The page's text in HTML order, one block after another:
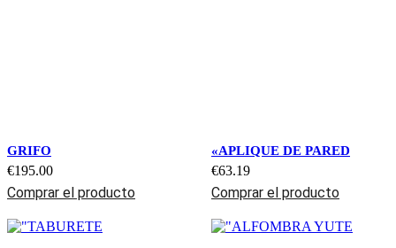
GRIFO
€195.00
Comprar el producto
«APLIQUE DE PARED
€63.19
Comprar el producto